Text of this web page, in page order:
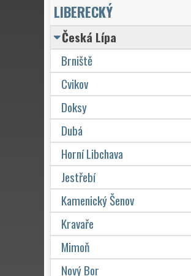
LIBERECKÝ
Česká Lípa
Brniště
Cvikov
Doksy
Dubá
Horní Libchava
Jestřebí
Kamenický Šenov
Kravaře
Mimoň
Nový Bor